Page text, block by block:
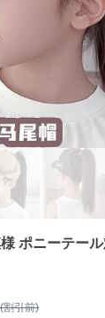
ポニーテー
引前)